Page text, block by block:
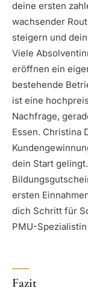
deine ersten
wachsender
steigern und
Viele
eröffnen ein
bestehende
ist eine
Nachfrage,
Essen. Christina
dein Start
ersten
dich Schritt für
PMU-Spezialistin
Fazit